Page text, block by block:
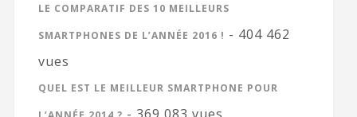
LE COMPARATIF DES 10 MEILLEURS
SMARTPHONES DE L’ANNÉE 2016 ! - 404 462
vues
QUEL EST LE MEILLEUR SMARTPHONE POUR